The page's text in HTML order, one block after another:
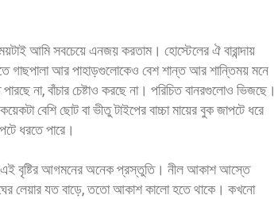
আমি সবচেয়ে এনজয় করতাম। হোস্টেলের ঐ বারান্দায়
গাছপালা আর পাহাড়গুলোকেও বেশ শান্ত আর শান্তিময় মনে
না, বাঁচার চেষ্টাও করছে না। পরিচিত বানরগুলোও ভিজছে।
বেশি ছোট বা ভীতু টাইপের বাচ্চা মায়ের বুক জাপটে ধরে
ধরতে পারে।
এই বৃষ্টির আগমনের অনেক প্রস্তুতি। নীল আকাশ আস্তে
লেয়ার যত বাড়ে, ততো আকাশ কালো হতে থাকে। কখনো